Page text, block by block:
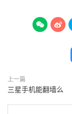
 
上一篇
三星手机能翻墙么